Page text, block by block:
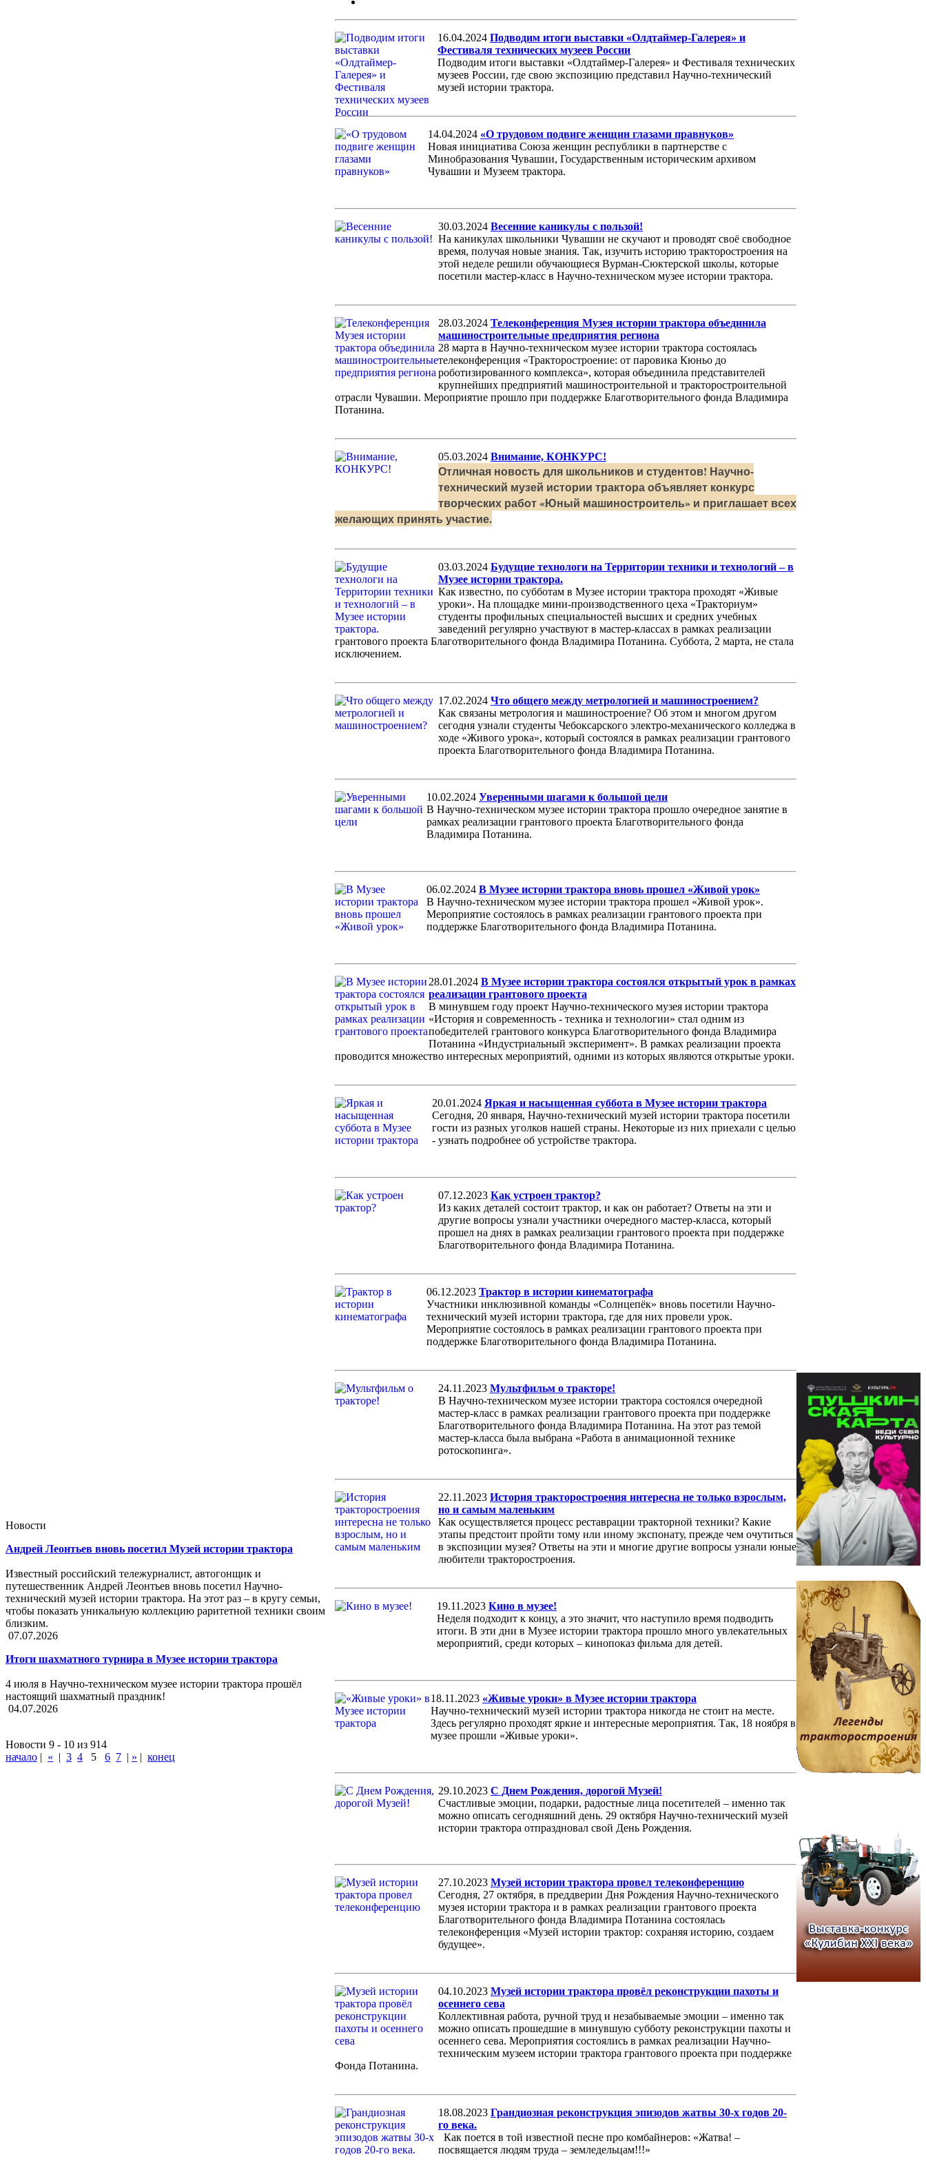
Новости
Андрей Леонтьев вновь посетил Музей истории трактора
Известный российский тележурналист, автогонщик и
путешественник Андрей Леонтьев вновь посетил Научно-
технический музей истории трактора. На этот раз – в кругу семьи,
чтобы показать уникальную коллекцию раритетной техники своим
близким.
07.07.2026
Итоги шахматного турнира в Музее истории трактора
4 июля в Научно-техническом музее истории трактора прошёл
настоящий шахматный праздник!
04.07.2026
Новости 9 - 10 из 914
начало | « | 3 4 5 6 7 | » | конец
16.04.2024 Подводим итоги выставки «Олдтаймер-Галерея» и
Фестиваля технических музеев России
Подводим итоги выставки «Олдтаймер-Галерея» и Фестиваля технических
музеев России, где свою экспозицию представил Научно-технический
музей истории трактора.
14.04.2024 «О трудовом подвиге женщин глазами правнуков»
Новая инициатива Союза женщин республики в партнерстве с
Минобразования Чувашии, Государственным историческим архивом
Чувашии и Музеем трактора.
30.03.2024 Весенние каникулы с пользой!
На каникулах школьники Чувашии не скучают и проводят своё свободное
время, получая новые знания. Так, изучить историю тракторостроения на
этой неделе решили обучающиеся Вурман-Сюктерской школы, которые
посетили мастер-класс в Научно-техническом музее истории трактора.
28.03.2024 Телеконференция Музея истории трактора объединила
машиностроительные предприятия региона
28 марта в Научно-техническом музее истории трактора состоялась
телеконференция «Тракторостроение: от паровика Кюньо до
роботизированного комплекса», которая объединила представителей
крупнейших предприятий машиностроительной и тракторостроительной
отрасли Чувашии. Мероприятие прошло при поддержке Благотворительного фонда Владимира
Потанина.
05.03.2024 Внимание, КОНКУРС!
Отличная новость для школьников и студентов! Научно-
технический музей истории трактора объявляет конкурс
творческих работ «Юный машиностроитель» и приглашает всех
желающих принять участие.
03.03.2024 Будущие технологи на Территории техники и технологий – в
Музее истории трактора.
Как известно, по субботам в Музее истории трактора проходят «Живые
уроки». На площадке мини-производственного цеха «Тракториум»
студенты профильных специальностей высших и средних учебных
заведений регулярно участвуют в мастер-классах в рамках реализации
грантового проекта Благотворительного фонда Владимира Потанина. Суббота, 2 марта, не стала
исключением.
17.02.2024 Что общего между метрологией и машиностроением?
Как связаны метрология и машиностроение? Об этом и многом другом
сегодня узнали студенты Чебоксарского электро-механического колледжа в
ходе «Живого урока», который состоялся в рамках реализации грантового
проекта Благотворительного фонда Владимира Потанина.
10.02.2024 Уверенными шагами к большой цели
В Научно-техническом музее истории трактора прошло очередное занятие в
рамках реализации грантового проекта Благотворительного фонда
Владимира Потанина.
06.02.2024 В Музее истории трактора вновь прошел «Живой урок»
В Научно-техническом музее истории трактора прошел «Живой урок».
Мероприятие состоялось в рамках реализации грантового проекта при
поддержке Благотворительного фонда Владимира Потанина.
28.01.2024 В Музее истории трактора состоялся открытый урок в рамках
реализации грантового проекта
В минувшем году проект Научно-технического музея истории трактора
«История и современность - техника и технологии» стал одним из
победителей грантового конкурса Благотворительного фонда Владимира
Потанина «Индустриальный эксперимент». В рамках реализации проекта
проводится множество интересных мероприятий, одними из которых являются открытые уроки.
20.01.2024 Яркая и насыщенная суббота в Музее истории трактора
Сегодня, 20 января, Научно-технический музей истории трактора посетили
гости из разных уголков нашей страны. Некоторые из них приехали с целью
- узнать подробнее об устройстве трактора.
07.12.2023 Как устроен трактор?
Из каких деталей состоит трактор, и как он работает? Ответы на эти и
другие вопросы узнали участники очередного мастер-класса, который
прошел на днях в рамках реализации грантового проекта при поддержке
Благотворительного фонда Владимира Потанина.
06.12.2023 Трактор в истории кинематографа
Участники инклюзивной команды «Солнцепёк» вновь посетили Научно-
технический музей истории трактора, где для них провели урок.
Мероприятие состоялось в рамках реализации грантового проекта при
поддержке Благотворительного фонда Владимира Потанина.
24.11.2023 Мультфильм о тракторе!
В Научно-техническом музее истории трактора состоялся очередной
мастер-класс в рамках реализации грантового проекта при поддержке
Благотворительного фонда Владимира Потанина. На этот раз темой
мастер-класса была выбрана «Работа в анимационной технике
ротоскопинга».
22.11.2023 История тракторостроения интересна не только взрослым,
но и самым маленьким
Как осуществляется процесс реставрации тракторной техники? Какие
этапы предстоит пройти тому или иному экспонату, прежде чем очутиться
в экспозиции музея? Ответы на эти и многие другие вопросы узнали юные
любители тракторостроения.
19.11.2023 Кино в музее!
Неделя подходит к концу, а это значит, что наступило время подводить
итоги. В эти дни в Музее истории трактора прошло много увлекательных
мероприятий, среди которых – кинопоказ фильма для детей.
18.11.2023 «Живые уроки» в Музее истории трактора
Научно-технический музей истории трактора никогда не стоит на месте.
Здесь регулярно проходят яркие и интересные мероприятия. Так, 18 ноября в
музее прошли «Живые уроки».
29.10.2023 С Днем Рождения, дорогой Музей!
Счастливые эмоции, подарки, радостные лица посетителей – именно так
можно описать сегодняшний день. 29 октября Научно-технический музей
истории трактора отпраздновал свой День Рождения.
27.10.2023 Музей истории трактора провел телеконференцию
Сегодня, 27 октября, в преддверии Дня Рождения Научно-технического
музея истории трактора и в рамках реализации грантового проекта
Благотворительного фонда Владимира Потанина состоялась
телеконференция «Музей истории трактор: сохраняя историю, создаем
будущее».
04.10.2023 Музей истории трактора провёл реконструкции пахоты и
осеннего сева
Коллективная работа, ручной труд и незабываемые эмоции – именно так
можно описать прошедшие в минувшую субботу реконструкции пахоты и
осеннего сева. Мероприятия состоялись в рамках реализации Научно-
техническим музеем истории трактора грантового проекта при поддержке
Фонда Потанина.
18.08.2023 Грандиозная реконструкция эпизодов жатвы 30-х годов 20-
го века.
Как поется в той известной песне про комбайнеров: «Жатва! –
посвящается людям труда – земледельцам!!!»